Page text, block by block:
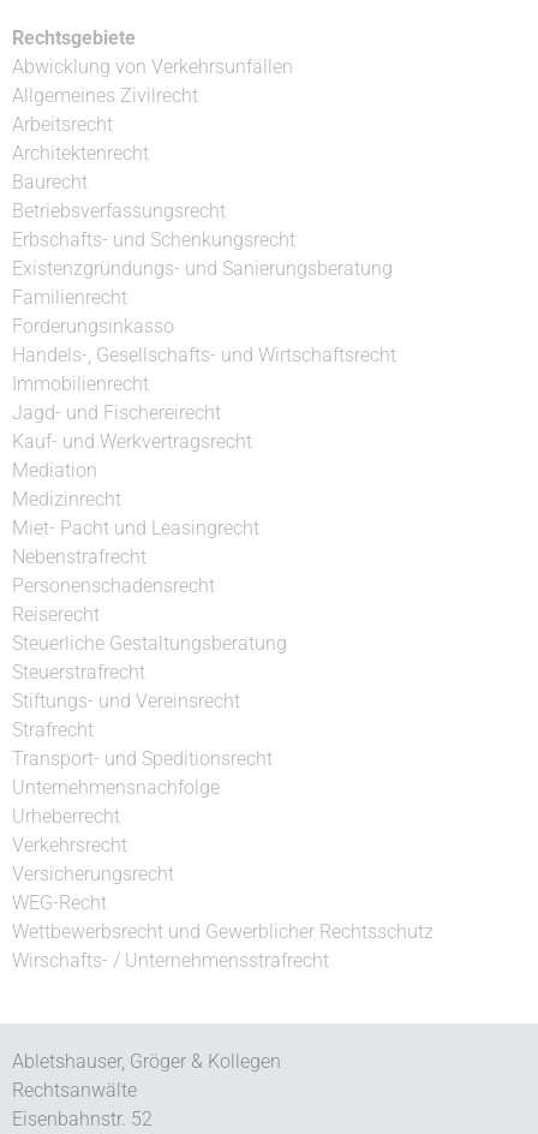
Rechtsgebiete
Abwicklung von Verkehrsunfällen
Allgemeines Zivilrecht
Arbeitsrecht
Architektenrecht
Baurecht
Betriebsverfassungsrecht
Erbschafts- und Schenkungsrecht
Existenzgründungs- und Sanierungsberatung
Familienrecht
Forderungsinkasso
Handels-, Gesellschafts- und Wirtschaftsrecht
Immobilienrecht
Jagd- und Fischereirecht
Kauf- und Werkvertragsrecht
Mediation
Medizinrecht
Miet- Pacht und Leasingrecht
Nebenstrafrecht
Personenschadensrecht
Reiserecht
Steuerliche Gestaltungsberatung
Steuerstrafrecht
Stiftungs- und Vereinsrecht
Strafrecht
Transport- und Speditionsrecht
Unternehmensnachfolge
Urheberrecht
Verkehrsrecht
Versicherungsrecht
WEG-Recht
Wettbewerbsrecht und Gewerblicher Rechtsschutz
Wirschafts- / Unternehmensstrafrecht
Abletshauser, Gröger & Kollegen
Rechtsanwälte
Eisenbahnstr. 52